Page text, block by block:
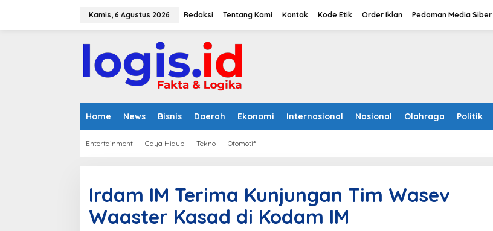
Kamis, 6 Agustus 2026 Redaksi Tentang Kami Kontak Kode Etik Order Iklan Pedoman Media Siber
Home News Bisnis Daerah Ekonomi Internasional Nasional Olahraga Politik
Entertainment Gaya Hidup Tekno Otomotif
Irdam IM Terima Kunjungan Tim Wasev
Waaster Kasad di Kodam IM